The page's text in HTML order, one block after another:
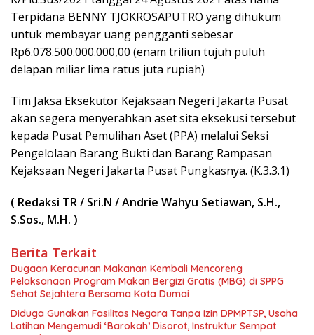
Terpidana BENNY TJOKROSAPUTRO yang dihukum
untuk membayar uang pengganti sebesar
Rp6.078.500.000.000,00 (enam triliun tujuh puluh
delapan miliar lima ratus juta rupiah)
Tim Jaksa Eksekutor Kejaksaan Negeri Jakarta Pusat
akan segera menyerahkan aset sita eksekusi tersebut
kepada Pusat Pemulihan Aset (PPA) melalui Seksi
Pengelolaan Barang Bukti dan Barang Rampasan
Kejaksaan Negeri Jakarta Pusat Pungkasnya. (K.3.3.1)
( Redaksi TR / Sri.N / Andrie Wahyu Setiawan, S.H.,
S.Sos., M.H. )
Berita Terkait
Dugaan Keracunan Makanan Kembali Mencoreng
Pelaksanaan Program Makan Bergizi Gratis (MBG) di SPPG
Sehat Sejahtera Bersama Kota Dumai
Diduga Gunakan Fasilitas Negara Tanpa Izin DPMPTSP, Usaha
Latihan Mengemudi ‘Barokah’ Disorot, Instruktur Sempat